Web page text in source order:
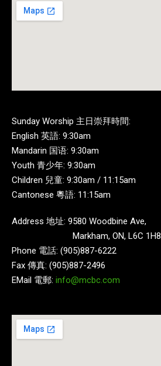
Sunday Worship 主日崇拜時間:
English 英語: 9:30am
Mandarin 国语: 9:30am
Youth 青少年: 9:30am
Children 兒童: 9:30am / 11:15am
Cantonese 粵語: 11:15am
Address 地址: 9580 Woodbine Ave,
Markham, ON, L6C 1H8
Phone 電話: (905)887-6222
Fax 傳真: (905)887-2496
EMail 電郵: info@mcbc.com